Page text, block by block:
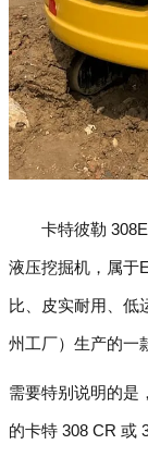
卡特彼勒
液压挖掘机，属于
比、皮实耐用、低
州工厂）生产的一
需要特别说明的是，
的卡特 308 CR 或